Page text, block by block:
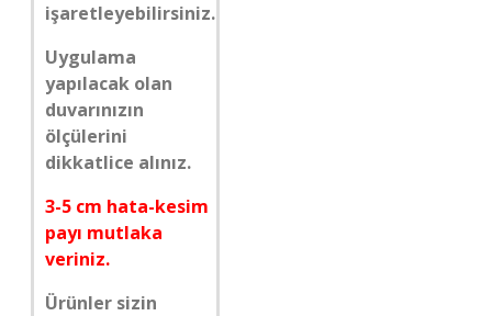
işaretleyebilirsiniz.
Uygulama
yapılacak olan
duvarınızın
ölçülerini
dikkatlice alınız.
3-5 cm hata-kesim
payı mutlaka
veriniz.
Ürünler sizin